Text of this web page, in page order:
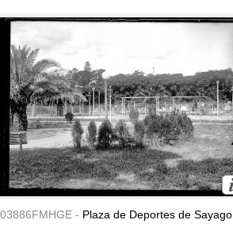
03886FMHGE - Plaza de Deportes de Sayago.